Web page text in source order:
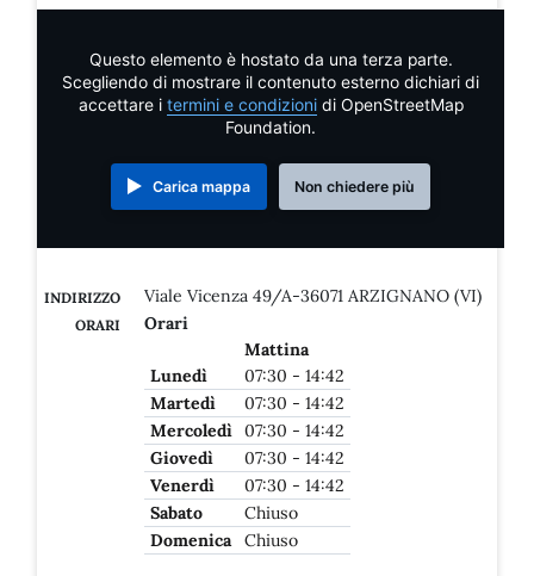
Questo elemento è hostato da una terza parte.
Scegliendo di mostrare il contenuto esterno dichiari di
accettare i termini e condizionidi OpenStreetMap
Foundation.
Carica mappa Non chiedere più
INDIRIZZO Viale Vicenza 49/A-36071 ARZIGNANO (VI)
ORARI
Orari
Mattina
Lunedì
07:30 - 14:42
Martedì
07:30 - 14:42
Mercoledì 07:30 - 14:42
Giovedì
07:30 - 14:42
Venerdì
07:30 - 14:42
Sabato
Chiuso
Domenica
Chiuso